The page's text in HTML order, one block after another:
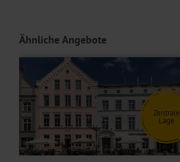
Ähnliche Angebote
© Vagabond Club Townhouse Wismar
Zentrale
Lage